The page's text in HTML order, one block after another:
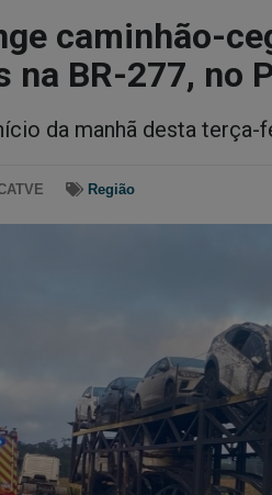
caminhão-
na BR-277, no
da manhã desta terça-
Região